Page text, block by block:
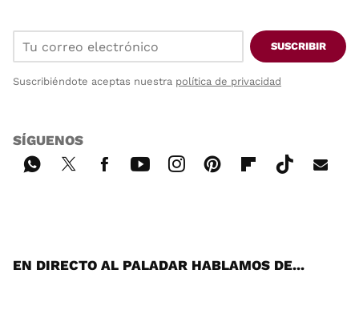
SUSCRIBIR
Suscribiéndote aceptas nuestra política de privacidad
SÍGUENOS
EN DIRECTO AL PALADAR HABLAMOS DE...